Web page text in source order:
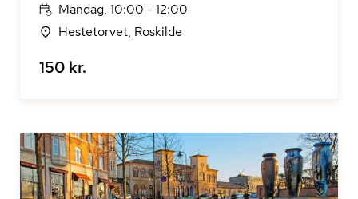
Mandag, 10:00 - 12:00
Hestetorvet, Roskilde
150 kr.